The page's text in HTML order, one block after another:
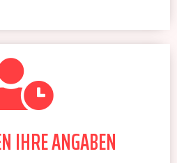
IHRE ANGABEN